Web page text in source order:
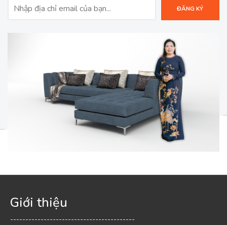
ĐĂNG KÝ
Giới thiệu
-----------------------------------------